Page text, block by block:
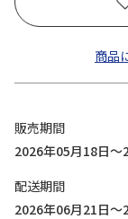
商品
販売期間
2026年05月18日～
配送期間
2026年06月21日～